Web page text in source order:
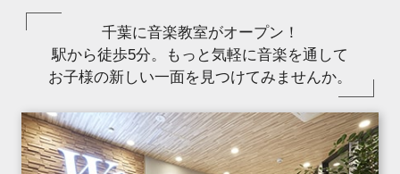
千葉に音楽教室がオープン！
駅から徒歩5分。もっと気軽に音楽を通して
お子様の新しい一面を見つけてみませんか。